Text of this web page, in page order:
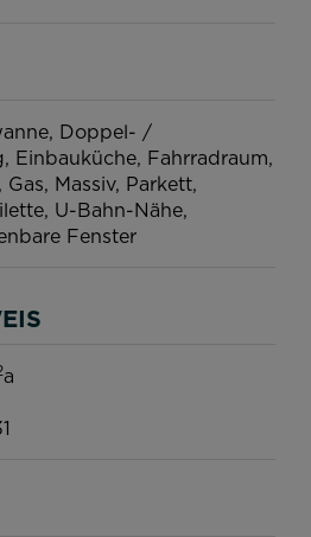
Doppel- /
Einbauküche Fahrradraum
Gas Massiv Parkett
U-Bahn-Nähe
Fenster
a